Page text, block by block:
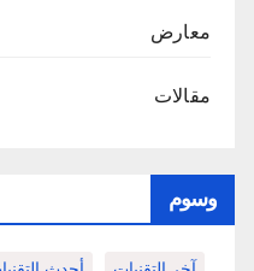
معارض
مقالات
وسوم